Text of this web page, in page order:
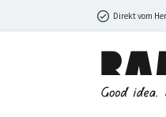
Zum Hauptinhalt springen
Direkt vom